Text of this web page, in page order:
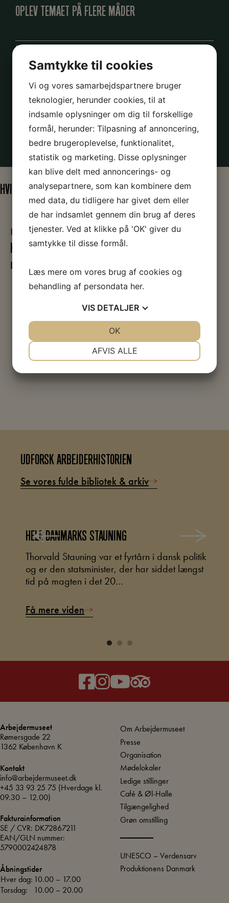
OPLEV TEMAET PÅ FLERE MÅDER
Læs om 1930’erne og Stauning
Læs artiklen Fra Arbejderdreng til Statsminister
Læs Seks milepæle som Stauning opnåede
Se Staunings Liv i billeder
Læs om Kanslergadeforliget
Se Staunings liv i årstal
Læs om Påskekrisen
HVIS DU SYNES, EMNET ER SPÆNDENDE
UNDERVISNING
KANSLERGADEFORLIGET OG KILDER
Læs mere
UDFORSK ARBEJDERHISTORIEN
Se vores fulde bibliotek & arkiv
HELE DANMARKS STAUNING
Thorvald Stauning var et fyrtårn i dansk politik
og er den statsminister, der har siddet længst
tid på magten i det 20…
Få mere viden
Arbejdermuseet
Rømersgade 22
1362 København K
Kontakt
info@arbejdermuseet.dk
+45 33 93 25 75 (Hverdage kl.
09.30 – 12.00)
Fakturainformation
SE / CVR: DK72867211
EAN/GLN nummer:
5790002424878
Åbningstider
Hver dag: 10.00 – 17.00
Torsdag:
10.00 – 20.00
Om Arbejdermuseet
Presse
Organisation
Mødelokaler
Ledige stillinger
Café & Øl-Halle
Tilgængelighed
Grøn omstilling
UNESCO – Verdensarv
Produktionens Danmark
Samtykke til cookies
Vi og vores samarbejdspartnere bruger
teknologier, herunder cookies, til at
indsamle oplysninger om dig til forskellige
formål, herunder: Tilpasning af annoncering,
bedre brugeroplevelse, funktionalitet,
statistik og marketing. Disse oplysninger
kan blive delt med annoncerings- og
analysepartnere, som kan kombinere dem
med data, du tidligere har givet dem eller
de har indsamlet gennem din brug af deres
tjenester. Ved at klikke på 'OK' giver du
samtykke til disse formål.
Læs mere om vores brug af cookies og
behandling af persondata her.
VIS DETALJER
AFVIS ALLE
OK